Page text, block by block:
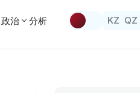
政治 分析 KZ QZ